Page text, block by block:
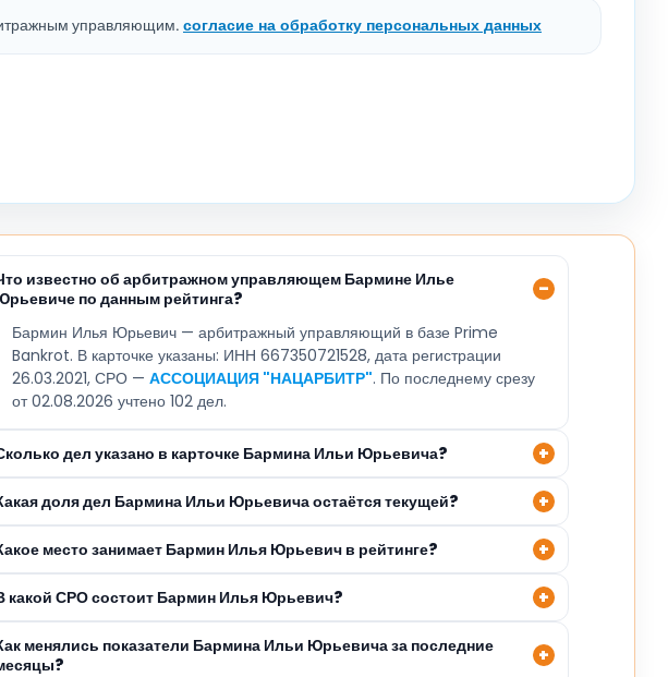
управляющим.согласие на обработку персональных данных
известно об арбитражном управляющем Бармине Илье
по данным рейтинга?
Бармин Илья Юрьевич — арбитражный управляющий в базе Prime
Bankrot. В карточке указаны: ИНН 667350721528, дата регистрации
26.03.2021, СРО — АССОЦИАЦИЯ "НАЦАРБИТР". По последнему срезу
от 02.08.2026 учтено 102 дел.
дел указано в карточке Бармина Ильи Юрьевича?
доля дел Бармина Ильи Юрьевича остаётся текущей?
место занимает Бармин Илья Юрьевич в рейтинге?
какой СРО состоит Бармин Илья Юрьевич?
менялись показатели Бармина Ильи Юрьевича за последние